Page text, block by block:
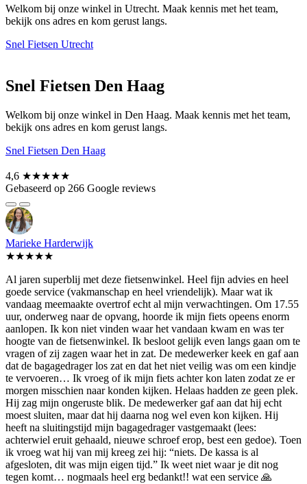
Welkom bij onze winkel in Utrecht. Maak kennis met het team,
bekijk ons adres en kom gerust langs.
Snel Fietsen Utrecht
Snel Fietsen Den Haag
Welkom bij onze winkel in Den Haag. Maak kennis met het team,
bekijk ons adres en kom gerust langs.
Snel Fietsen Den Haag
4,6 ★★★★★
Gebaseerd op 266 Google reviews
Marieke Harderwijk
★★★★★
Al jaren superblij met deze fietsenwinkel. Heel fijn advies en heel
goede service (vakmanschap en heel vriendelijk). Maar wat ik
vandaag meemaakte overtrof echt al mijn verwachtingen. Om 17.55
uur, onderweg naar de opvang, hoorde ik mijn fiets opeens enorm
aanlopen. Ik kon niet vinden waar het vandaan kwam en was ter
hoogte van de fietsenwinkel. Ik besloot gelijk even langs gaan om te
vragen of zij zagen waar het in zat. De medewerker keek en gaf aan
dat de bagagedrager los zat en dat het niet veilig was om een kindje
te vervoeren… Ik vroeg of ik mijn fiets achter kon laten zodat ze er
morgen misschien naar konden kijken. Helaas hadden ze geen plek.
Hij zag mijn ongeruste blik. De medewerker gaf aan dat hij echt
moest sluiten, maar dat hij daarna nog wel even kon kijken. Hij
heeft na sluitingstijd mijn bagagedrager vastgemaakt (lees:
achterwiel eruit gehaald, nieuwe schroef erop, best een gedoe). Toen
ik vroeg wat hij van mij kreeg zei hij: “niets. De kassa is al
afgesloten, dit was mijn eigen tijd.” Ik weet niet waar je dit nog
tegen komt… nogmaals heel erg bedankt!! wat een service 🙏